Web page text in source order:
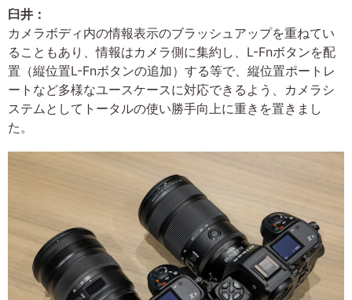
臼井：
カメラボディ内の情報表示のブラッシュアップを重ねてい
ることもあり、情報はカメラ側に集約し、L-Fnボタンを配
置（縦位置L-Fnボタンの追加）する等で、縦位置ポートレ
ートなど多様なユースケースに対応できるよう、カメラシ
ステムとしてトータルの使い勝手向上に重きを置きまし
た。